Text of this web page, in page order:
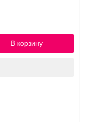
В корзину